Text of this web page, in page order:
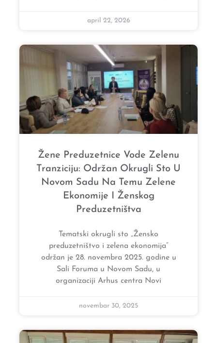
april 22, 2026
Žene Preduzetnice Vode Zelenu
Tranziciju: Održan Okrugli Sto U
Novom Sadu Na Temu Zelene
Ekonomije I Ženskog
Preduzetništva
Tematski okrugli sto „Žensko
preduzetništvo i zelena ekonomija“
održan je 28. novembra 2025. godine u
Sali Foruma u Novom Sadu, u
organizaciji Arhus centra Novi
novembar 30, 2025